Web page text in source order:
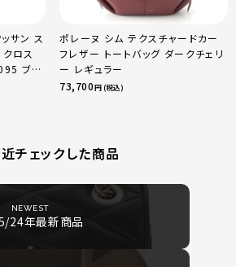
サン ス
ロス
ブラ
ポレーヌ シム テクスチャードカー
フレザー トートバッグ ダークチェリ
ー レギュラー
73,700円 (税込)
チェックした商品
NEWEST
24年最新商品